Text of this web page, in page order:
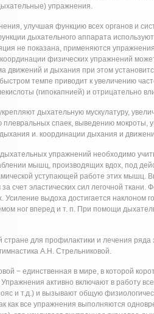
упражнения.
улучшая функцию всех органов и
дыхательного аппарата
не показана, применяются
физических упражнений
движений и дыхания при этом
темпе приводит к увеличению
(гипокапнией) и отрицательно
дыхательную мускулатуру,
плевральных спаек, выведению мокроты,
и. координации дыхания и
упражнений необходимо
мышц, производящих вдох, под
уступающей работе этих мышц.
счет эластических сил легочной
выдоха достигается наклоном
ног вперед и т. п. При помощи
для профилактики и лечения ряда
А.Н. Стрельниковой.
− единственная в мире, в которой
активно включают в работу
и т.д.) и вызывают общую
как все упражнения выполняются